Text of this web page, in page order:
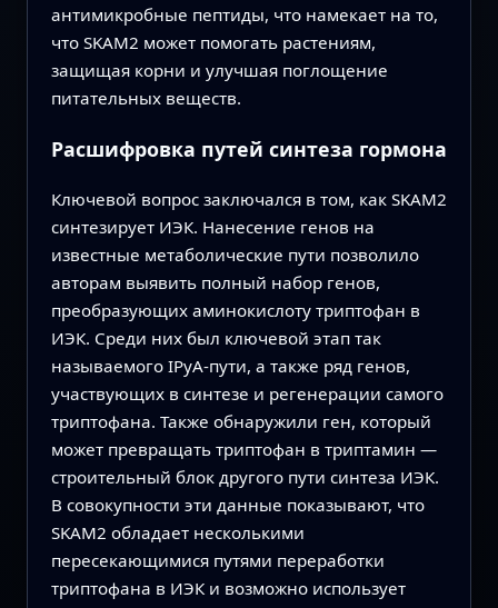
антимикробные пептиды, что намекает на то,
что SKAM2 может помогать растениям,
защищая корни и улучшая поглощение
питательных веществ.
Расшифровка путей синтеза гормона
Ключевой вопрос заключался в том, как SKAM2
синтезирует ИЭК. Нанесение генов на
известные метаболические пути позволило
авторам выявить полный набор генов,
преобразующих аминокислоту триптофан в
ИЭК. Среди них был ключевой этап так
называемого IPyA‑пути, а также ряд генов,
участвующих в синтезе и регенерации самого
триптофана. Также обнаружили ген, который
может превращать триптофан в триптамин —
строительный блок другого пути синтеза ИЭК.
В совокупности эти данные показывают, что
SKAM2 обладает несколькими
пересекающимися путями переработки
триптофана в ИЭК и возможно использует